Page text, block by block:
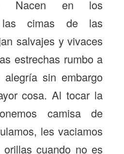
Nacen en los
cimas de las
salvajes y vivaces
estrechas rumbo a
sin embargo
cosa. Al tocar la
camisa de
les vaciamos
cuando no es